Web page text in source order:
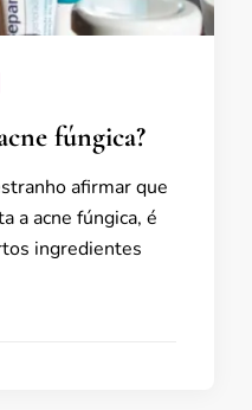
fúngica?
afirmar que
a acne fúngica, é
ingredientes